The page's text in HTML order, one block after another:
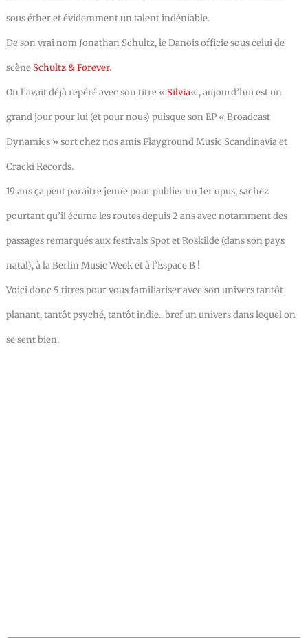
sous éther et évidemment un talent indéniable.
De son vrai nom Jonathan Schultz, le Danois officie sous celui de
scèneSchultz & Forever.
On l’avait déjà repéré avec son titre «Silvia« , aujourd’hui est un
grand jour pour lui (et pour nous) puisque son EP « Broadcast
Dynamics » sort chez nos amis Playground Music Scandinavia et
Cracki Records.
19 ans ça peut paraître jeune pour publier un 1er opus, sachez
pourtant qu’il écume les routes depuis 2 ans avec notamment des
passages remarqués aux festivals Spot et Roskilde (dans son pays
natal), à la Berlin Music Week et à l’Espace B !
Voici donc 5 titres pour vous familiariser avec son univers tantôt
planant, tantôt psyché, tantôt indie.. bref un univers dans lequel on
se sent bien.